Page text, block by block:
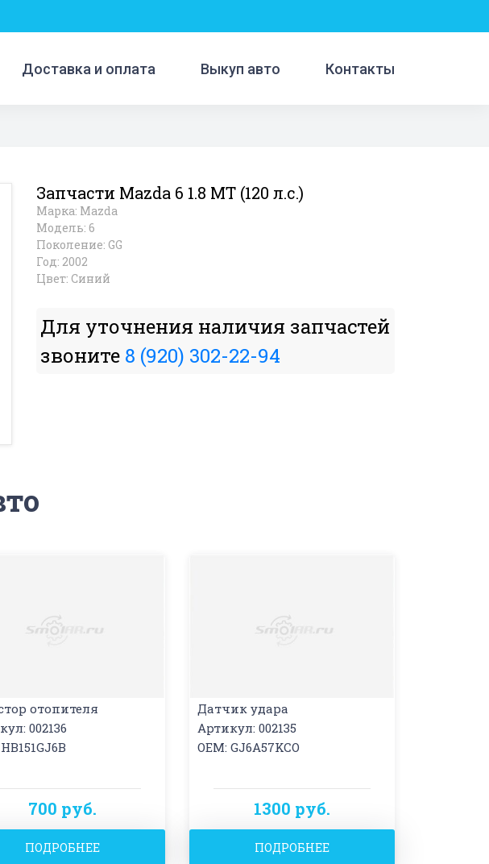
Доставка и оплата Выкуп авто Контакты
Запчасти Mazda 6 1.8 MT (120 л.с.)
Марка: Mazda
Модель: 6
Поколение: GG
Год: 2002
Цвет: Синий
Для уточнения наличия запчастей
звоните 8 (920) 302-22-94
отопителя
002136
700 руб.
ПОДРОБНЕЕ
Датчик удара
Артикул: 002135
OEM: GJ6A57KCO
1300 руб.
ПОДРОБНЕЕ